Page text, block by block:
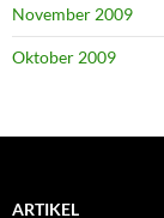
November 2009
Oktober 2009
ARTIKEL